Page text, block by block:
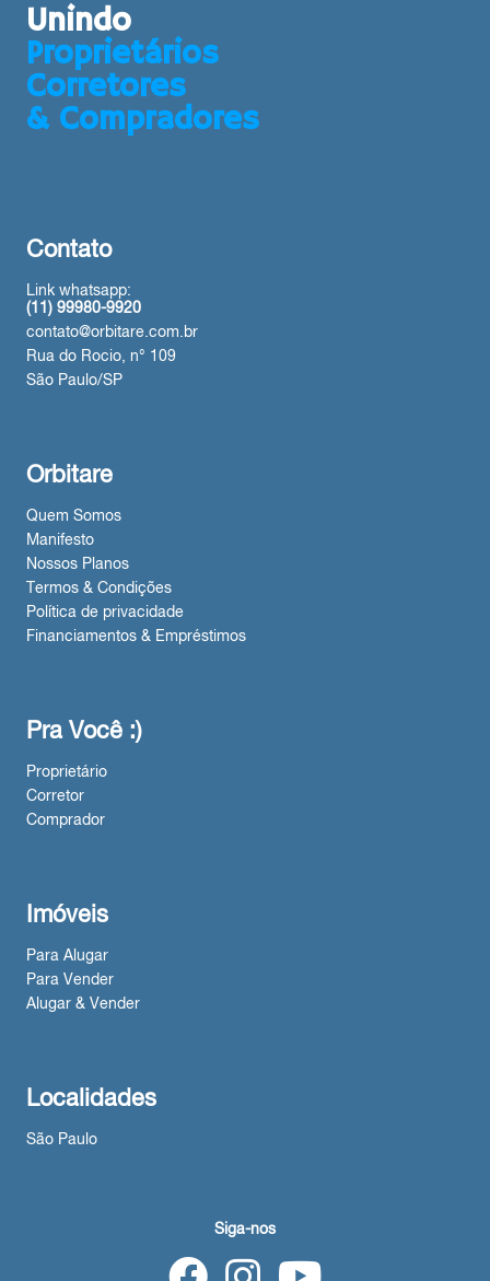
Unindo
Proprietários
Corretores
& Compradores
Contato
Link whatsapp:
(11) 99980-9920
contato@orbitare.com.br
Rua do Rocio, n° 109
São Paulo/SP
Orbitare
Quem Somos
Manifesto
Nossos Planos
Termos & Condições
Política de privacidade
Financiamentos & Empréstimos
Pra Você :)
Proprietário
Corretor
Comprador
Imóveis
Para Alugar
Para Vender
Alugar & Vender
Localidades
São Paulo
Siga-nos